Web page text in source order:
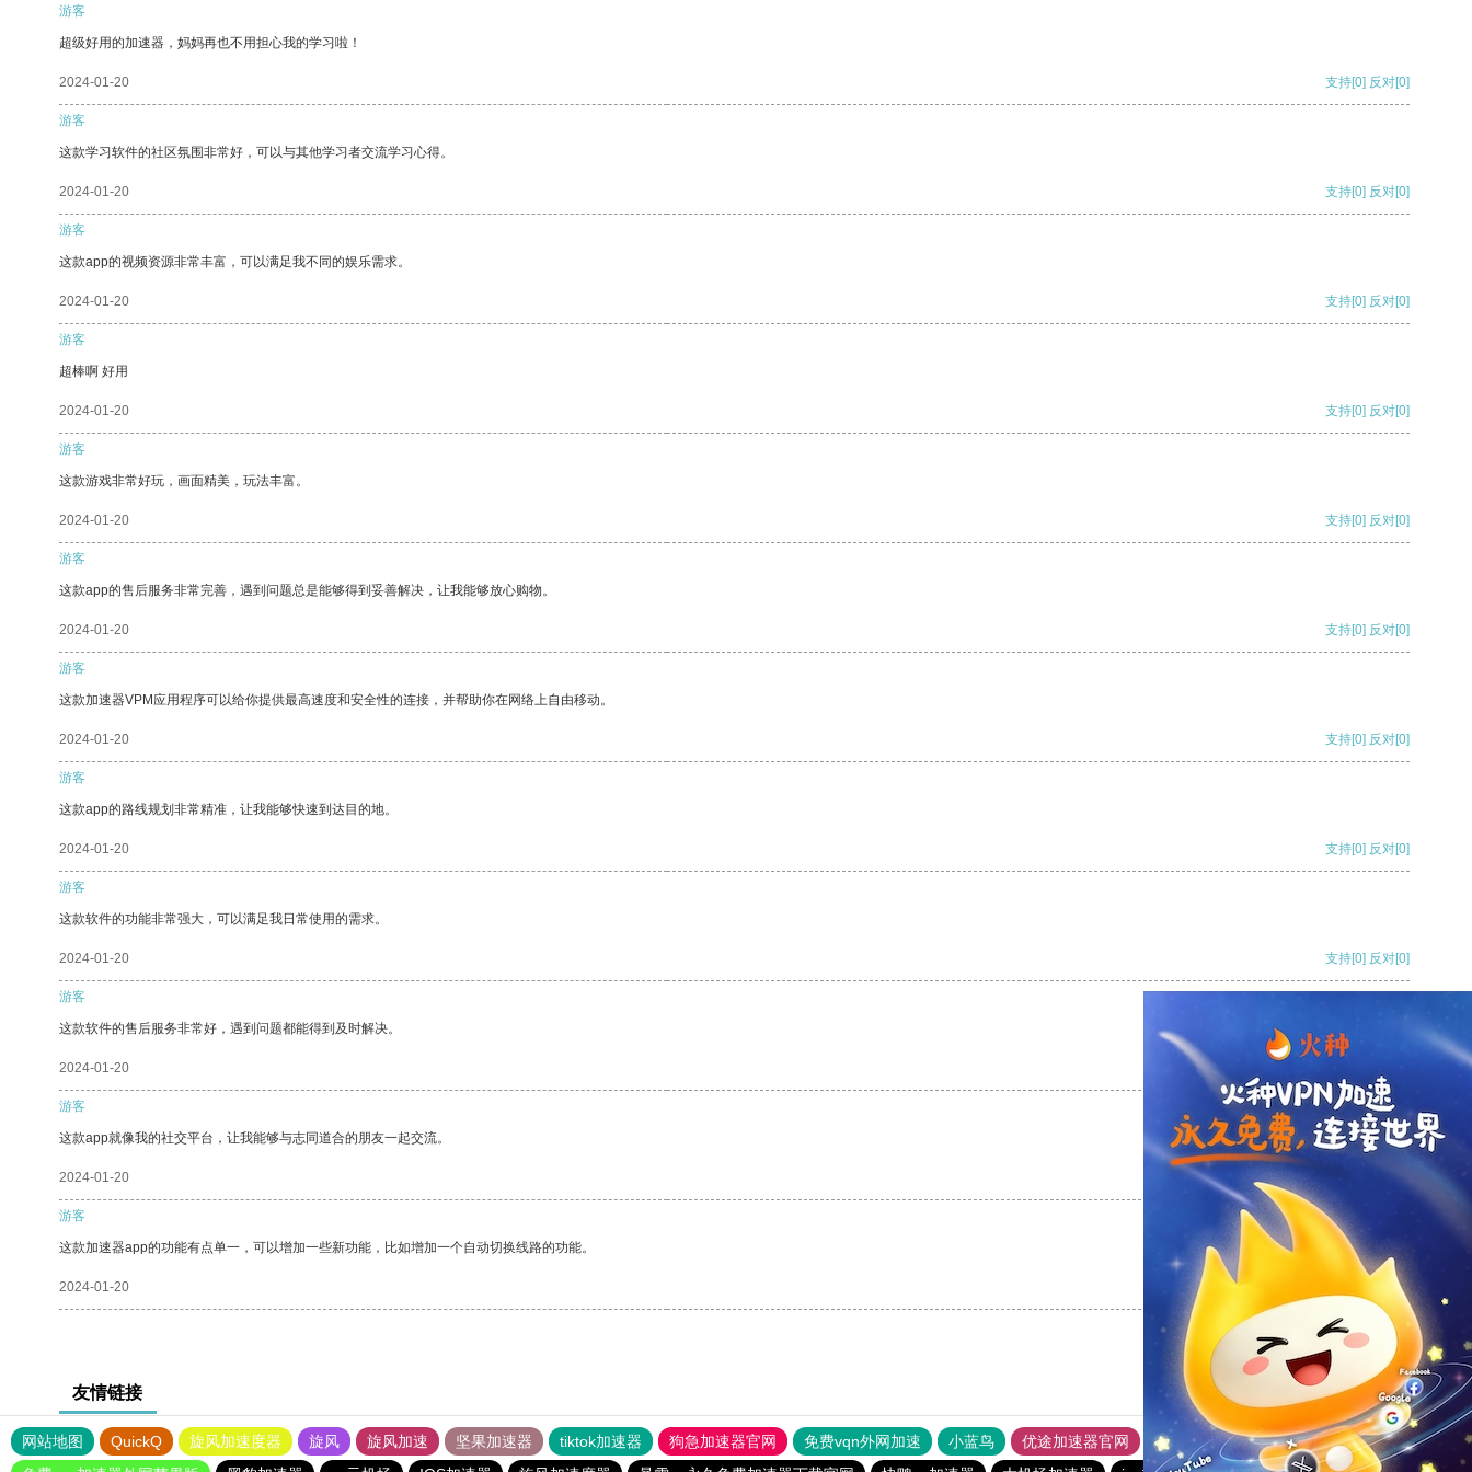
游客
超级好用的加速器，妈妈再也不用担心我的学习啦！
2024-01-20 支持[0] 反对[0]
游客
这款学习软件的社区氛围非常好，可以与其他学习者交流学习心得。
2024-01-20 支持[0] 反对[0]
游客
这款app的视频资源非常丰富，可以满足我不同的娱乐需求。
2024-01-20 支持[0] 反对[0]
游客
超棒啊 好用
2024-01-20 支持[0] 反对[0]
游客
这款游戏非常好玩，画面精美，玩法丰富。
2024-01-20 支持[0] 反对[0]
游客
这款app的售后服务非常完善，遇到问题总是能够得到妥善解决，让我能够放心购物。
2024-01-20 支持[0] 反对[0]
游客
这款加速器VPM应用程序可以给你提供最高速度和安全性的连接，并帮助你在网络上自由移动。
2024-01-20 支持[0] 反对[0]
游客
这款app的路线规划非常精准，让我能够快速到达目的地。
2024-01-20 支持[0] 反对[0]
游客
这款软件的功能非常强大，可以满足我日常使用的需求。
2024-01-20 支持[0] 反对[0]
游客
这款软件的售后服务非常好，遇到问题都能得到及时解决。
2024-01-20
游客
这款app就像我的社交平台，让我能够与志同道合的朋友一起交流。
2024-01-20 反对
游客
这款加速器app的功能有点单一，可以增加一些新功能，比如增加一个自动切换线路的功能。
2024-01-20 反对[0]
友情链接
网站地图 QuickQ 旋风加速度器 旋风 旋风加速 坚果加速器 tiktok加速器 狗急加速器官网 免费vqn外网加速 小蓝鸟 优途加速器官网 风驰加速器 旋风加速器
八戒看书